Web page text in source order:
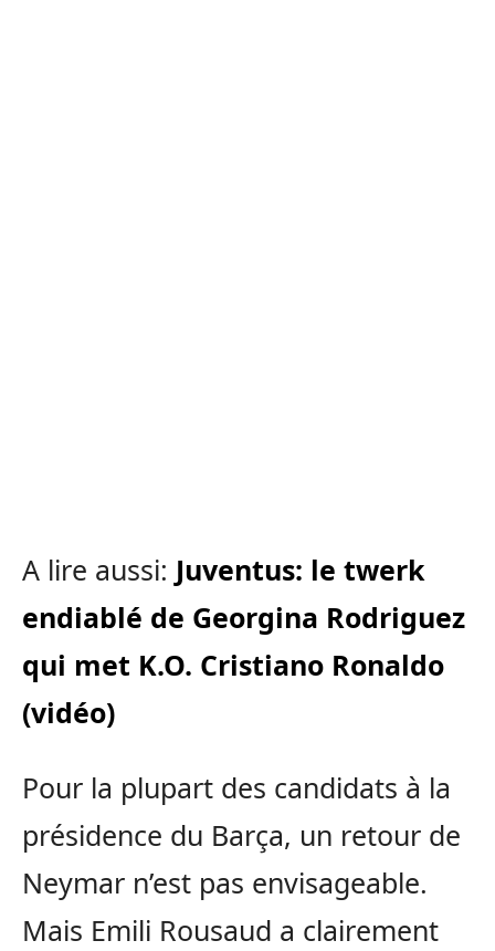
A lire aussi: Juventus: le twerk
endiablé de Georgina Rodriguez
qui met K.O. Cristiano Ronaldo
(vidéo)
Pour la plupart des candidats à la
présidence du Barça, un retour de
Neymar n’est pas envisageable.
Mais Emili Rousaud a clairement